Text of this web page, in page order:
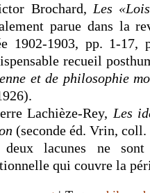
Brochard, Les
parue dans la
1902-1903, pp. 1-
recueil
et de philosophie
Lachièze-Rey, Les
(seconde éd. Vrin, coll.
deux lacunes ne
qui couvre la